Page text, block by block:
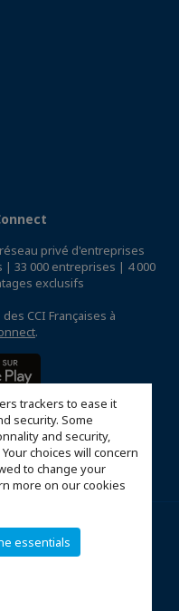
trackers to ease it
security. Some
and security,
choices will concern
to change your
more on our cookies
essentials
privé d'entreprises
| 33 000 entreprises | 4 000
exclusifs
CCI Françaises à
.